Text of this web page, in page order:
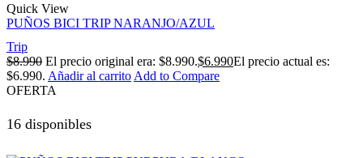
Quick View
PUÑOS BICI TRIP NARANJO/AZUL
Trip
$8.990 El precio original era: $8.990.$6.990El precio actual es:
$6.990. Añadir al carrito Add to Compare
OFERTA
16 disponibles